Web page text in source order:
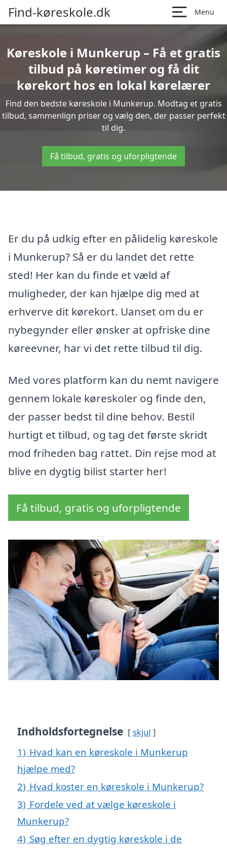
Find-køreskole.dk Menu
Køreskole i Munkerup – Få et gratis
tilbud på køretimer og få dit
kørekort hos en lokal kørelærer
Find den bedste køreskole i Munkerup. Modtag et gratis
tilbud, sammenlign priser og vælg den, der passer perfekt
til dig.
Få tilbud, gratis og uforpligtende
Er du på udkig efter en pålidelig køreskole
i Munkerup? Så er du landet det rette
sted! Her kan du finde et væld af
muligheder, der kan hjælpe dig med at
erhverve dit kørekort. Uanset om du er
nybegynder eller ønsker at opfriske dine
køreevner, har vi det rette tilbud til dig.
Med vores platform kan du nemt navigere
gennem lokale køreskoler og finde den,
der passer bedst til dine behov. Bestil
hurtigt et tilbud, og tag det første skridt
mod friheden bag rattet. Din rejse mod at
blive en dygtig bilist starter her!
Få tilbud, gratis og uforpligtende
Indholdsfortegnelse skjul
1) Hvad kan en køreskole i Munkerup
hjælpe med?
2) Hvad koster en køreskole i Munkerup?
3) Fordele ved at vælge køreskole i
Munkerup?
4) Søg efter en dygtig køreskole i de